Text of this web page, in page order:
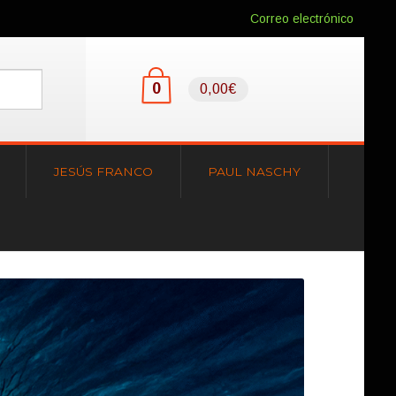
Correo electrónico
0 0,00€
JESÚS FRANCO PAUL NASCHY